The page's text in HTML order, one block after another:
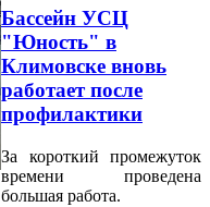
Бассейн УСЦ
"Юность" в
Климовске вновь
работает после
профилактики
За короткий промежуток
времени проведена
большая работа.